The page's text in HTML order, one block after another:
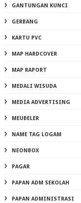
GANTUNGAN KUNCI
GERBANG
KARTU PVC
MAP HARDCOVER
MAP RAPORT
MEDALI WISUDA
MEDIA ADVERTISING
MEUBELER
NAME TAG LOGAM
NEONBOX
PAGAR
PAPAN ADM SEKOLAH
PAPAN ADMINISTRASI